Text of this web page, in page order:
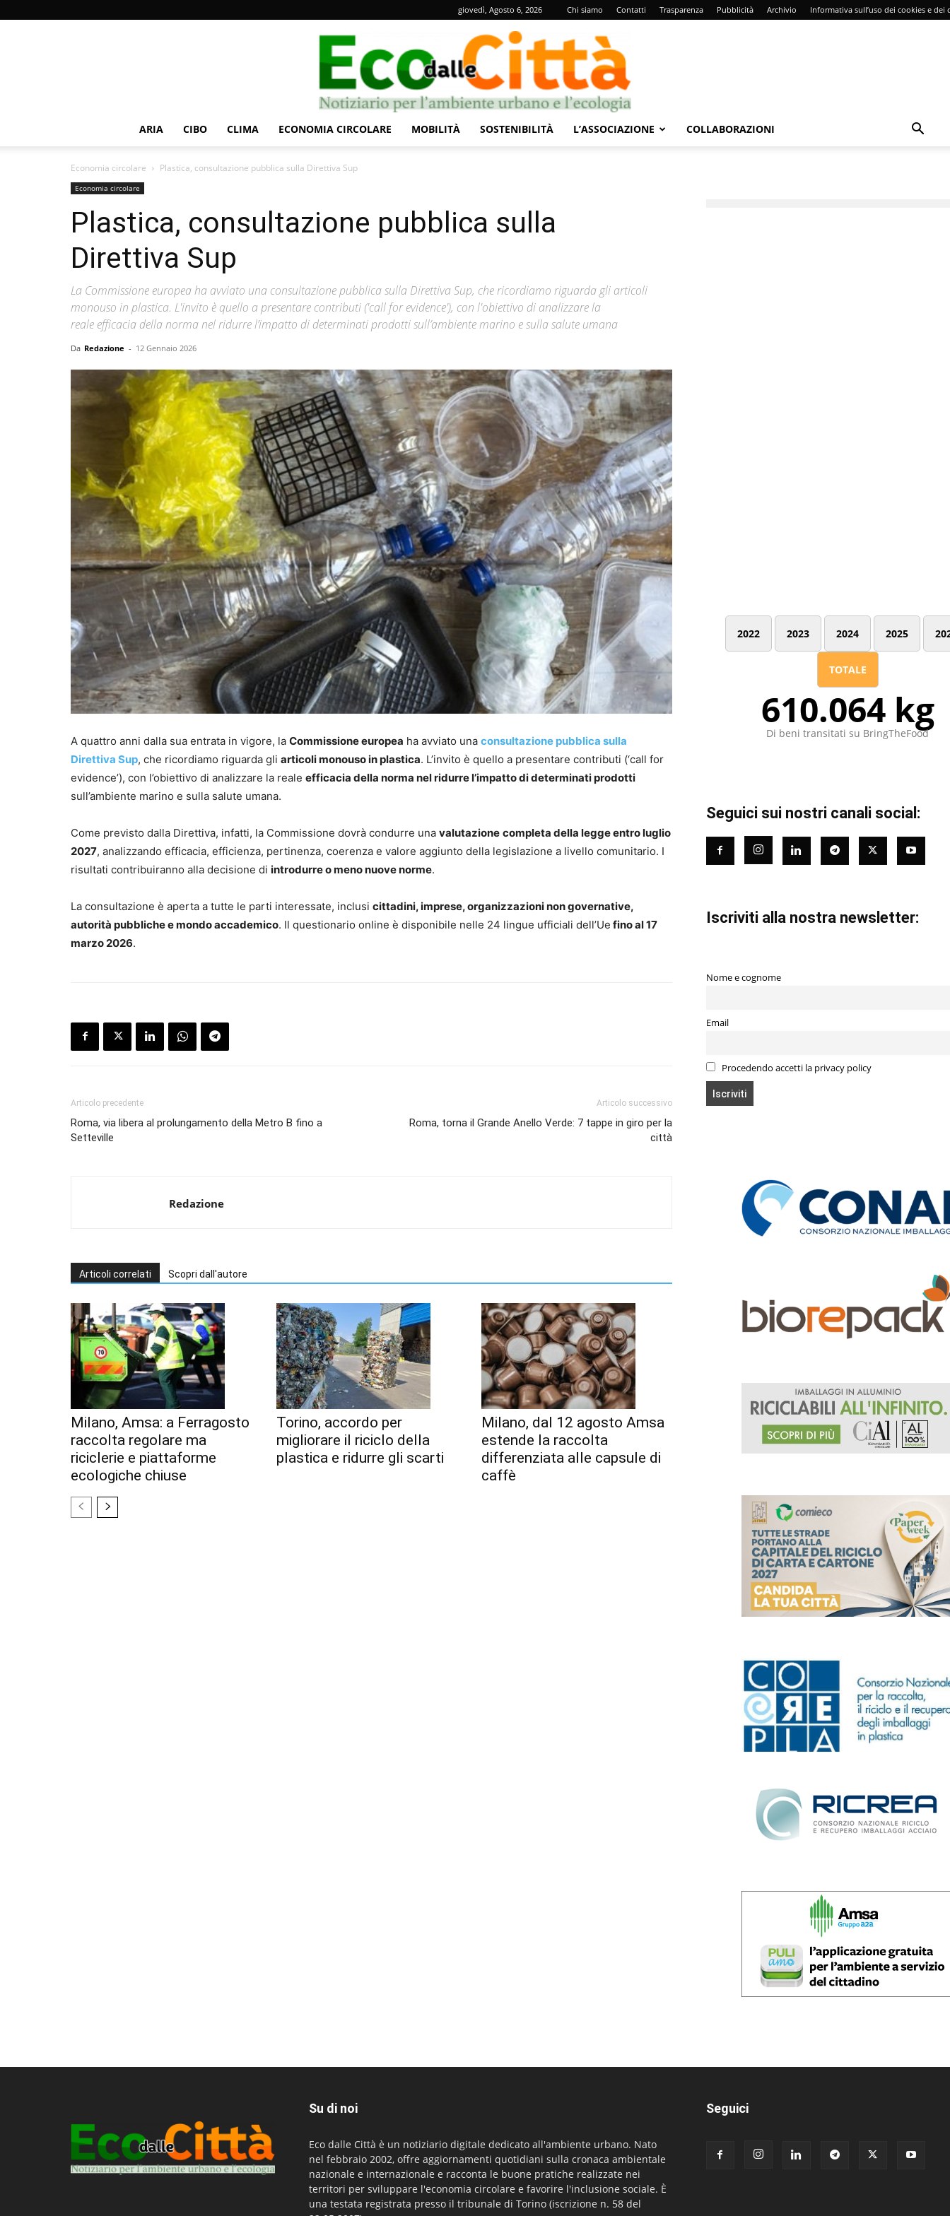
giovedì, Agosto 6, 2026 Chi siamo Contatti Trasparenza Pubblicità Archivio Informativa sull’uso dei cookies e dei
ARIA CIBO CLIMA ECONOMIA CIRCOLARE MOBILITÀ SOSTENIBILITÀ L’ASSOCIAZIONE COLLABORAZIONI
Economia circolare Plastica, consultazione pubblica sulla Direttiva Sup
Economia circolare
Plastica, consultazione pubblica sulla
Direttiva Sup
La Commissione europea ha avviato una consultazione pubblica sulla Direttiva Sup, che ricordiamo riguarda gli articoli
monouso in plastica. L'invito è quello a presentare contributi ('call for evidence'), con l'obiettivo di analizzare la
reale efficacia della norma nel ridurre l’impatto di determinati prodotti sull’ambiente marino e sulla salute umana
Da Redazione - 12 Gennaio 2026
A quattro anni dalla sua entrata in vigore, la Commissione europea ha avviato una consultazione pubblica sulla
Direttiva Sup, che ricordiamo riguarda gli articoli monouso in plastica. L’invito è quello a presentare contributi (‘call for
evidence’), con l’obiettivo di analizzare la reale efficacia della norma nel ridurre l’impatto di determinati prodotti
sull’ambiente marino e sulla salute umana.
Come previsto dalla Direttiva, infatti, la Commissione dovrà condurre una valutazione completa della legge entro luglio
2027, analizzando efficacia, efficienza, pertinenza, coerenza e valore aggiunto della legislazione a livello comunitario. I
risultati contribuiranno alla decisione di introdurre o meno nuove norme.
La consultazione è aperta a tutte le parti interessate, inclusi cittadini, imprese, organizzazioni non governative,
autorità pubbliche e mondo accademico. Il questionario online è disponibile nelle 24 lingue ufficiali dell’Ue fino al 17
marzo 2026.
Articolo precedente
Roma, via libera al prolungamento della Metro B fino a
Setteville
Articolo successivo
Roma, torna il Grande Anello Verde: 7 tappe in giro per la
città
Redazione
Articoli correlati Scopri dall'autore
Milano, Amsa: a Ferragosto
raccolta regolare ma
riciclerie e piattaforme
ecologiche chiuse
Torino, accordo per
migliorare il riciclo della
plastica e ridurre gli scarti
Milano, dal 12 agosto Amsa
estende la raccolta
differenziata alle capsule di
caffè
2022 2023 2024 2025
TOTALE
610.064 kg
Di beni transitati su BringTheFood
Seguici sui nostri canali social:
Iscriviti alla nostra newsletter:
Nome e cognome
Email
Procedendo accetti la privacy policy
Su di noi
Eco dalle Città è un notiziario digitale dedicato all'ambiente urbano. Nato
nel febbraio 2002, offre aggiornamenti quotidiani sulla cronaca ambientale
nazionale e internazionale e racconta le buone pratiche realizzate nei
territori per sviluppare l'economia circolare e favorire l'inclusione sociale. È
una testata registrata presso il tribunale di Torino (iscrizione n. 58 del
Seguici